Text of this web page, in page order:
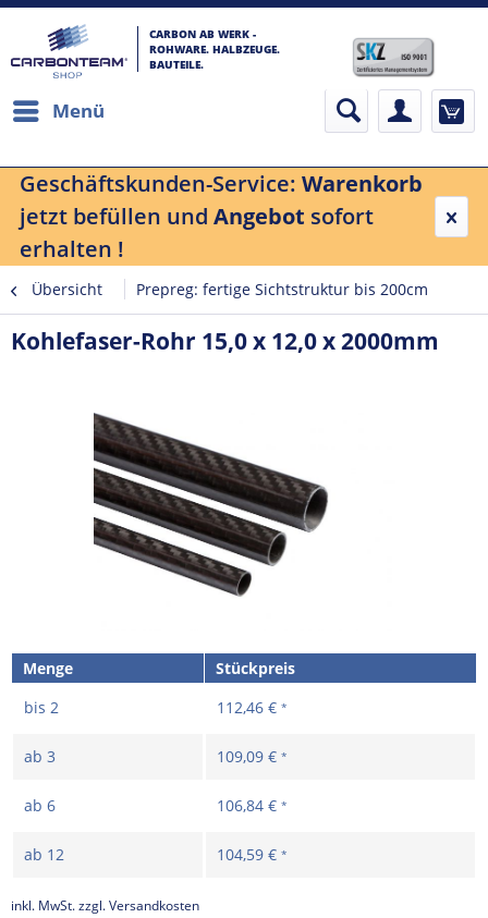
CARBON AB WERK -
ROHWARE. HALBZEUGE.
BAUTEILE.
Menü
Geschäftskunden-Service: Warenkorb
jetzt befüllen und Angebot sofort
erhalten !
Übersicht Prepreg: fertige Sichtstruktur bis 200cm
Kohlefaser-Rohr 15,0 x 12,0 x 2000mm
Menge
Stückpreis
bis 2 112,46 € *
ab 3 109,09 € *
ab 6 106,84 € *
ab 12 104,59 € *
inkl. MwSt.zzgl. Versandkosten